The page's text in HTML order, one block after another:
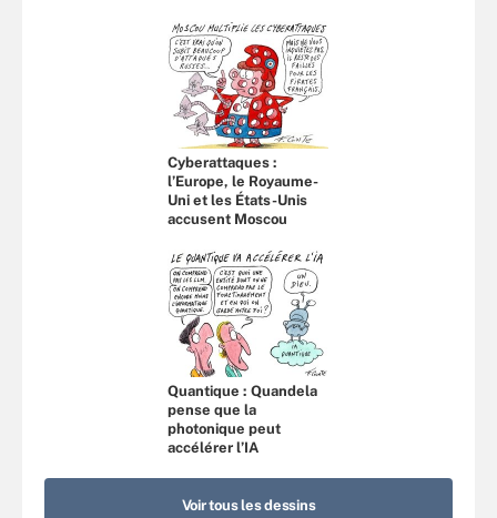
Cyberattaques :
l’Europe, le Royaume-
Uni et les États-Unis
accusent Moscou
Quantique : Quandela
pense que la
photonique peut
accélérer l’IA
Voir tous les dessins